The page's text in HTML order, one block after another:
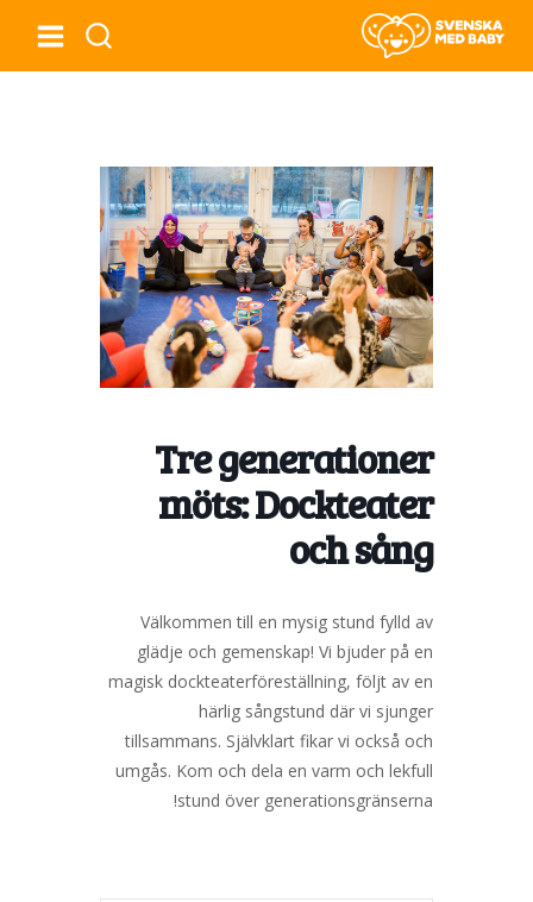
Tre generationer
möts: Dockteater
och sång
Välkommen till en mysig stund fylld av
glädje och gemenskap! Vi bjuder på en
magisk dockteaterföreställning, följt av en
härlig sångstund där vi sjunger
tillsammans. Självklart fikar vi också och
umgås. Kom och dela en varm och lekfull
stund över generationsgränserna!